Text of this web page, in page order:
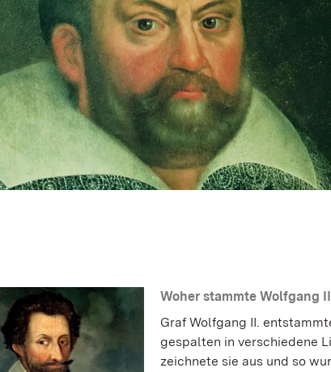
Woher stammte Wolfgang
Graf Wolfgang II.
gespalten in verschiedene
zeichnete sie aus und so